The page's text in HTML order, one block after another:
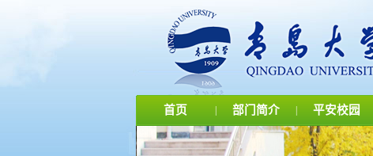
首页 部门简介 平安校园